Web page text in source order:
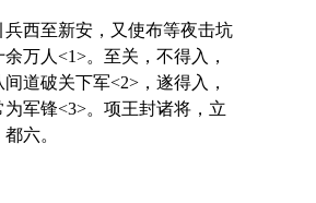
至新安，又使布等夜击坑
万人<1>。至关，不得入，
道破关下军<2>，遂得入，
军锋<3>。项王封诸将，立
六。